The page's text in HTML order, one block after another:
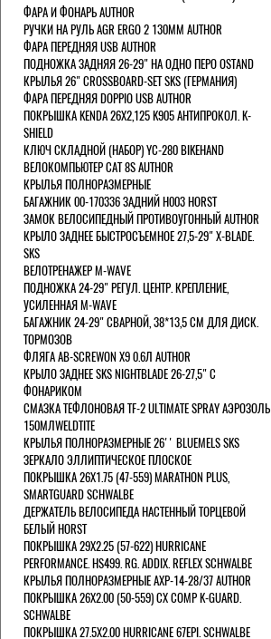
ФАРА И ФОНАРЬ AUTHOR
РУЧКИ НА РУЛЬ AGR ERGO 2 130ММ AUTHOR
ФАРА ПЕРЕДНЯЯ USB AUTHOR
ПОДНОЖКА ЗАДНЯЯ 26-29" НА ОДНО ПЕРО OSTAND
КРЫЛЬЯ 26" CROSSBOARD-SET SKS (ГЕРМАНИЯ)
ФАРА ПЕРЕДНЯЯ DOPPIO USB AUTHOR
ПОКРЫШКА KENDA 26Х2,125 K905 АНТИПРОКОЛ. K-
SHIELD
КЛЮЧ СКЛАДНОЙ (НАБОР) YC-280 BIKEHAND
ВЕЛОКОМПЬЮТЕР CAT 8S AUTHOR
КРЫЛЬЯ ПОЛНОРАЗМЕРНЫЕ
БАГАЖНИК 00-170336 ЗАДНИЙ H003 HORST
ЗАМОК ВЕЛОСИПЕДНЫЙ ПРОТИВОУГОННЫЙ AUTHOR
КРЫЛО ЗАДНЕЕ БЫСТРОСЪЕМНОЕ 27,5-29" X-BLADE.
SKS
ВЕЛОТРЕНАЖЕР M-WAVE
ПОДНОЖКА 24-29" РЕГУЛ. ЦЕНТР. КРЕПЛЕНИЕ,
УСИЛЕННАЯ M-WAVE
БАГАЖНИК 24-29" СВАРНОЙ, 38*13,5 СМ ДЛЯ ДИСК.
ТОРМОЗОВ
ФЛЯГА AB-SCREWON X9 0.6Л AUTHOR
КРЫЛО ЗАДНЕЕ SKS NIGHTBLADE 26-27,5" С
ФОНАРИКОМ
СМАЗКА ТЕФЛОНОВАЯ TF-2 ULTIMATE SPRAY АЭРОЗОЛЬ
150МЛWELDTITE
КРЫЛЬЯ ПОЛНОРАЗМЕРНЫЕ 26'' BLUEMELS SKS
ЗЕРКАЛО ЭЛЛИПТИЧЕСКОЕ ПЛОСКОЕ
ПОКРЫШКА 26X1.75 (47-559) MARATHON PLUS,
SMARTGUARD SCHWALBE
ДЕРЖАТЕЛЬ ВЕЛОCИПЕДА НАСТЕННЫЙ ТОРЦЕВОЙ
БЕЛЫЙ HORST
ПОКРЫШКА 29X2.25 (57-622) HURRICANE
PERFORMANCE. HS499. RG. ADDIX. REFLEX SCHWALBE
КРЫЛЬЯ ПОЛНОРАЗМЕРНЫЕ AXP-14-28/37 AUTHOR
ПОКРЫШКА 26X2.00 (50-559) CX COMP K-GUARD.
SCHWALBE
ПОКРЫШКА 27.5X2.00 HURRICANE 67EPI. SCHWALBE